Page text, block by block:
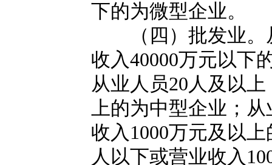
下的为微型企业。
（四）批发业。
收入40000万元以下
从业人员20人及以
上的为中型企业；
收入1000万元及以
人以下或营业收入